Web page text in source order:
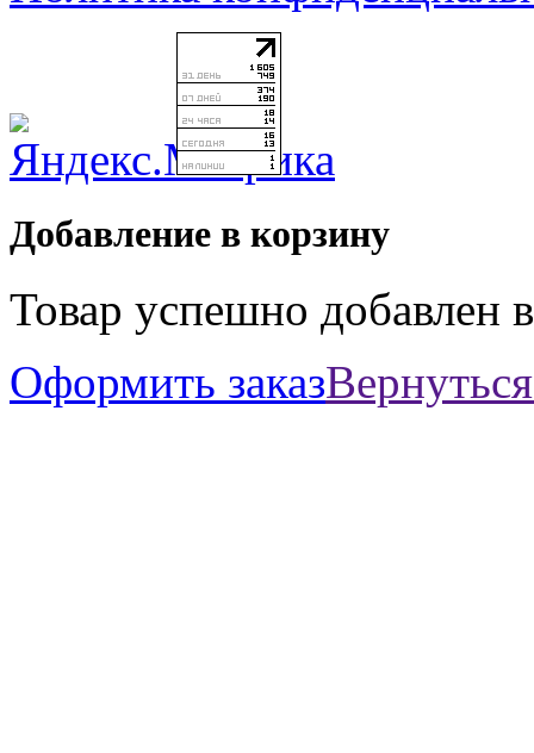
Добавление в корзину
Товар успешно добавлен
Оформить заказ